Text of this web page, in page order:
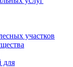
участков
для